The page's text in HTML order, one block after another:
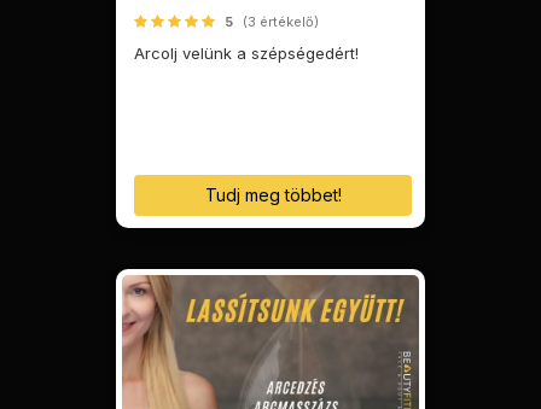
5 (3 értékelő)
Arcolj velünk a szépségedért!
Tudj meg többet!